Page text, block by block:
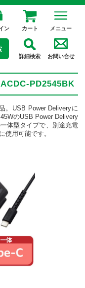
ン カート メニュー
詳細検索 お問い合せ
PD2545BK
。USB Power Deliveryに
のUSB Power Delivery
体型タイプで、別途充電
使用可能です。